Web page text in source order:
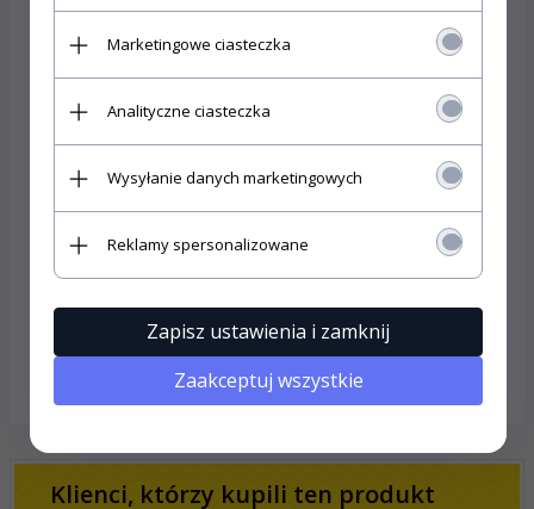
Taśma przydatna do odgradzania niebezpiecznych
miejsc.
Wykorzystywana również do wytyczania tras na
zawodach sportowych.
Specyfikacja techniczna:
Szerokość:70 mm
Jednostronna, foliowa
OPINIE KLIENTÓW
Klienci, którzy kupili ten produkt
Marketingowe ciasteczka
Analityczne ciasteczka
Wysyłanie danych marketingowych
Reklamy spersonalizowane
Zapisz ustawienia i zamknij
Zaakceptuj wszystkie